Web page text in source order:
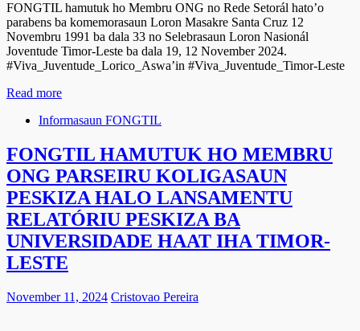
FONGTIL hamutuk ho Membru ONG no Rede Setorál hato’o
parabens ba komemorasaun Loron Masakre Santa Cruz 12
Novembru 1991 ba dala 33 no Selebrasaun Loron Nasionál
Joventude Timor-Leste ba dala 19, 12 November 2024.
#Viva_Juventude_Lorico_Aswa’in #Viva_Juventude_Timor-Leste
Read more
Informasaun FONGTIL
FONGTIL HAMUTUK HO MEMBRU
ONG PARSEIRU KOLIGASAUN
PESKIZA HALO LANSAMENTU
RELATÓRIU PESKIZA BA
UNIVERSIDADE HAAT IHA TIMOR-
LESTE
November 11, 2024 Cristovao Pereira